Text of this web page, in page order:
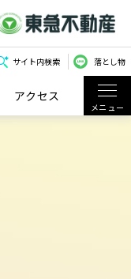
サイト内検索 落とし物
アクセス
メニュー